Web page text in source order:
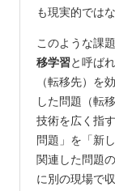
も現実的ではな
このような課
移学習と呼ば
（転移先）を
した問題（転
技術を広く指す
問題」を「新
関連した問題
に別の現場で